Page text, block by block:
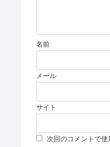
名前
メール
サイト
次回のコメントで